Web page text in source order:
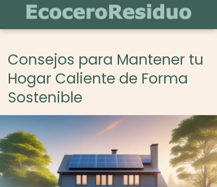
Consejos para Mantener tu
Hogar Caliente de Forma
Sostenible